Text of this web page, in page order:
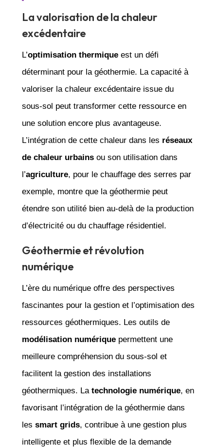
La valorisation de la chaleur
excédentaire
L’optimisation thermiqueest un défi
déterminant pour la géothermie. La capacité à
valoriser la chaleur excédentaire issue du
sous-sol peut transformer cette ressource en
une solution encore plus avantageuse.
L’intégration de cette chaleur dans les réseaux
de chaleur urbainsou son utilisation dans
l’agriculture, pour le chauffage des serres par
exemple, montre que la géothermie peut
étendre son utilité bien au-delà de la production
d’électricité ou du chauffage résidentiel.
Géothermie et révolution
numérique
L’ère du numérique offre des perspectives
fascinantes pour la gestion et l’optimisation des
ressources géothermiques. Les outils de
modélisation numériquepermettent une
meilleure compréhension du sous-sol et
facilitent la gestion des installations
géothermiques. La technologie numérique, en
favorisant l’intégration de la géothermie dans
les smart grids, contribue à une gestion plus
intelligente et plus flexible de la demande